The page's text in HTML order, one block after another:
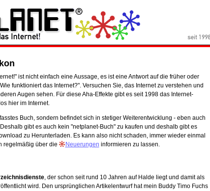
ist nicht einfach eine Aussage, es ist eine Antwort auf die früher oder
funktioniert das Internet?". Versuchen Sie, das Internet zu verstehen und
Augen sehen. Für diese Aha-Effekte gibt es seit 1998 das Internet-
hier im Internet.
Buch, sondern befindet sich in stetiger Weiterentwicklung - eben auch
gibt es auch kein "netplanet-Buch" zu kaufen und deshalb gibt es
zu Herunterladen. Es kann also nicht schaden, immer wieder einmal
regelmäßig über die
Neuerungen informieren zu lassen.
, der schon seit rund 10 Jahren auf Halde liegt und damit als
wird. Den ursprünglichen Artikelentwurf hat mein Buddy Timo Fuchs